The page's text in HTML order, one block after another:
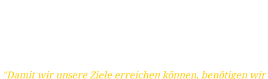
"Damit wir unsere Ziele erreichen können, benötigen wir